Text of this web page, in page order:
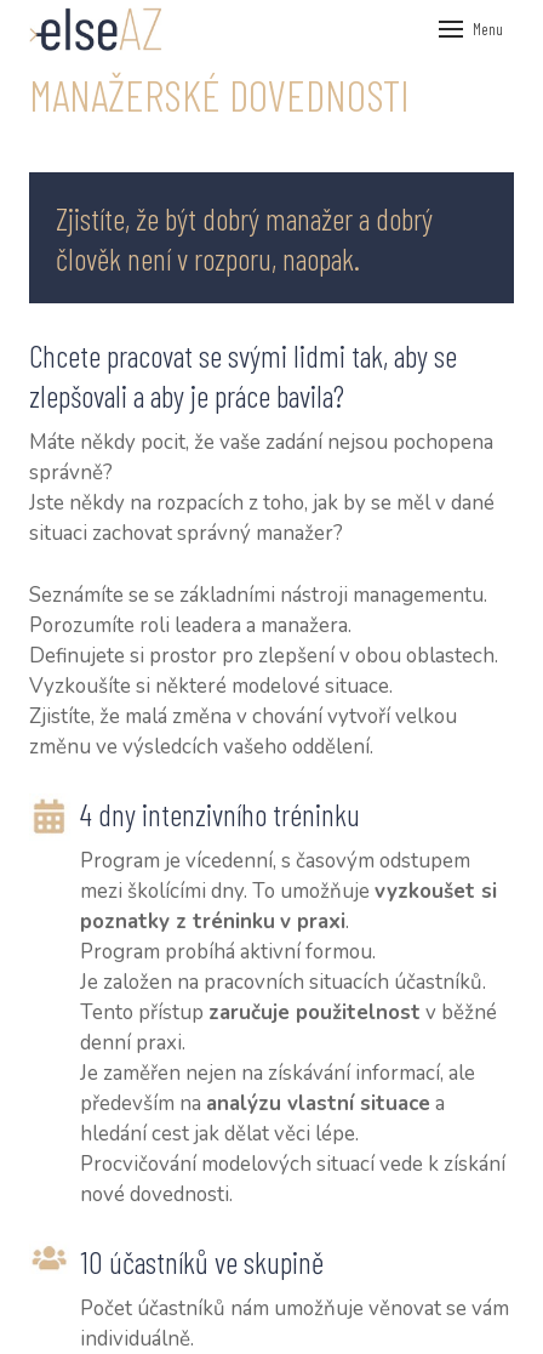
Menu
BLOG
MANAŽERSKÉ DOVEDNOSTI
Zjistíte, že být dobrý manažer a dobrý
člověk není v rozporu, naopak.
Chcete pracovat se svými lidmi tak, aby se
zlepšovali a aby je práce bavila?
Máte někdy pocit, že vaše zadání nejsou pochopena
správně?
Jste někdy na rozpacích z toho, jak by se měl v dané
situaci zachovat správný manažer?
Seznámíte se se základními nástroji managementu.
Porozumíte roli leadera a manažera.
Definujete si prostor pro zlepšení v obou oblastech.
Vyzkoušíte si některé modelové situace.
Zjistíte, že malá změna v chování vytvoří velkou
změnu ve výsledcích vašeho oddělení.
4 dny intenzivního tréninku
Program je vícedenní, s časovým odstupem
mezi školícími dny. To umožňujevyzkoušet si
poznatky z tréninku v praxi.
Program probíhá aktivní formou.
Je založen na pracovních situacích účastníků.
Tento přístup zaručuje použitelnost v běžné
denní praxi.
Je zaměřen nejen na získávání informací, ale
především na analýzu vlastní situace a
hledání cest jak dělat věci lépe.
Procvičování modelových situací vede k získání
nové dovednosti.
10 účastníků ve skupině
Počet účastníků nám umožňuje věnovat se vám
individuálně.